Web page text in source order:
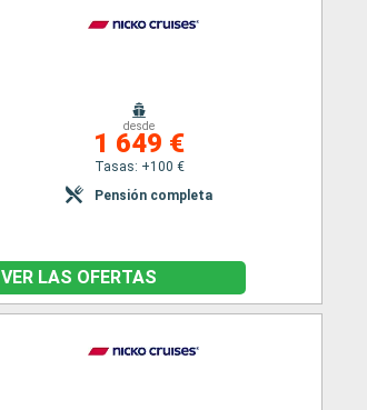
desde
1 649 €
Tasas: +100 €
Pensión completa
VER LAS OFERTAS